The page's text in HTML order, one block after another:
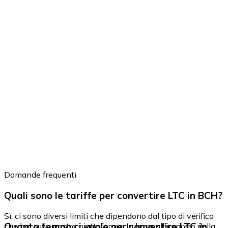
Domande frequenti
Quali sono le tariffe per convertire LTC in BCH?
Sì, ci sono diversi limiti che dipendono dal tipo di verifica